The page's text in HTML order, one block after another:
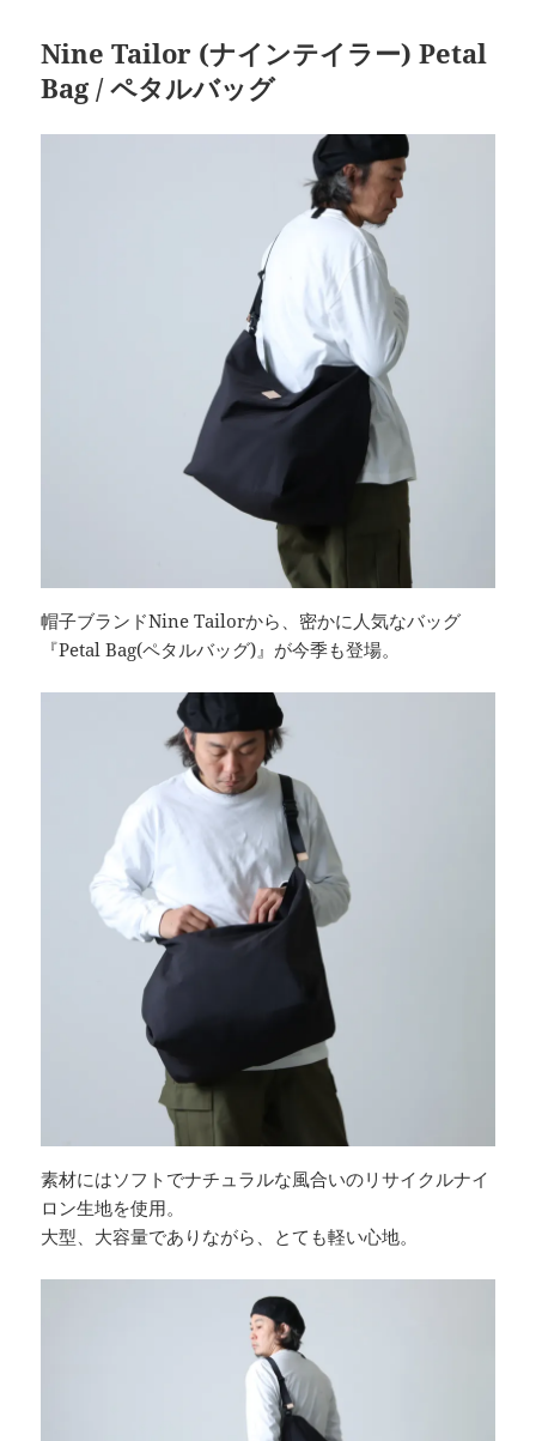
Nine Tailor (ナインテイラー) Petal
Bag / ペタルバッグ
帽子ブランドNine Tailorから、密かに人気なバッグ
『Petal Bag(ペタルバッグ)』が今季も登場。
素材にはソフトでナチュラルな風合いのリサイクルナイ
ロン生地を使用。
大型、大容量でありながら、とても軽い心地。